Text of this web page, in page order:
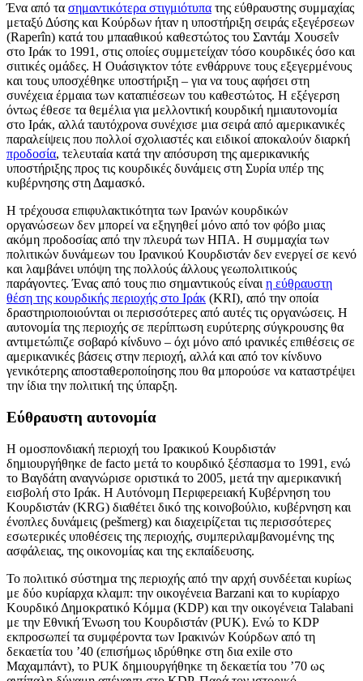
Ένα από τα σημαντικότερα στιγμιότυπα της εύθραυστης συμμαχίας
μεταξύ Δύσης και Κούρδων ήταν η υποστήριξη σειράς εξεγέρσεων
(Raperîn) κατά του μπααθικού καθεστώτος του Σαντάμ Χουσεΐν
στο Ιράκ το 1991, στις οποίες συμμετείχαν τόσο κουρδικές όσο και
σιιτικές ομάδες. Η Ουάσιγκτον τότε ενθάρρυνε τους εξεγερμένους
και τους υποσχέθηκε υποστήριξη – για να τους αφήσει στη
συνέχεια έρμαια των καταπιέσεων του καθεστώτος. Η εξέγερση
όντως έθεσε τα θεμέλια για μελλοντική κουρδική ημιαυτονομία
στο Ιράκ, αλλά ταυτόχρονα συνέχισε μια σειρά από αμερικανικές
παραλείψεις που πολλοί σχολιαστές και ειδικοί αποκαλούν διαρκή
προδοσία, τελευταία κατά την απόσυρση της αμερικανικής
υποστήριξης προς τις κουρδικές δυνάμεις στη Συρία υπέρ της
κυβέρνησης στη Δαμασκό.
Η τρέχουσα επιφυλακτικότητα των Ιρανών κουρδικών
οργανώσεων δεν μπορεί να εξηγηθεί μόνο από τον φόβο μιας
ακόμη προδοσίας από την πλευρά των ΗΠΑ. Η συμμαχία των
πολιτικών δυνάμεων του Ιρανικού Κουρδιστάν δεν ενεργεί σε κενό
και λαμβάνει υπόψη της πολλούς άλλους γεωπολιτικούς
παράγοντες. Ένας από τους πιο σημαντικούς είναι η εύθραυστη
θέση της κουρδικής περιοχής στο Ιράκ (KRI), από την οποία
δραστηριοποιούνται οι περισσότερες από αυτές τις οργανώσεις. Η
αυτονομία της περιοχής σε περίπτωση ευρύτερης σύγκρουσης θα
αντιμετώπιζε σοβαρό κίνδυνο – όχι μόνο από ιρανικές επιθέσεις σε
αμερικανικές βάσεις στην περιοχή, αλλά και από τον κίνδυνο
γενικότερης αποσταθεροποίησης που θα μπορούσε να καταστρέψει
την ίδια την πολιτική της ύπαρξη.
Εύθραυστη αυτονομία
Η ομοσπονδιακή περιοχή του Ιρακικού Κουρδιστάν
δημιουργήθηκε de facto μετά το κουρδικό ξέσπασμα το 1991, ενώ
το Βαγδάτη αναγνώρισε οριστικά το 2005, μετά την αμερικανική
εισβολή στο Ιράκ. Η Αυτόνομη Περιφερειακή Κυβέρνηση του
Κουρδιστάν (KRG) διαθέτει δικό της κοινοβούλιο, κυβέρνηση και
ένοπλες δυνάμεις (pešmerg) και διαχειρίζεται τις περισσότερες
εσωτερικές υποθέσεις της περιοχής, συμπεριλαμβανομένης της
ασφάλειας, της οικονομίας και της εκπαίδευσης.
Το πολιτικό σύστημα της περιοχής από την αρχή συνδέεται κυρίως
με δύο κυρίαρχα κλαμπ: την οικογένεια Barzani και το κυρίαρχο
Κουρδικό Δημοκρατικό Κόμμα (KDP) και την οικογένεια Talabani
με την Εθνική Ένωση του Κουρδιστάν (PUK). Ενώ το KDP
εκπροσωπεί τα συμφέροντα των Ιρακινών Κούρδων από τη
δεκαετία του ’40 (επισήμως ιδρύθηκε στη δια exile στο
Μαχαμπάντ), το PUK δημιουργήθηκε τη δεκαετία του ’70 ως